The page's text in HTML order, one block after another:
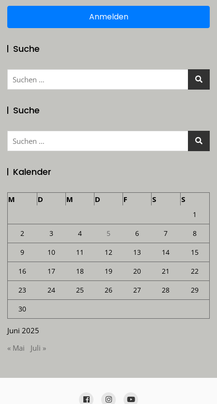
Anmelden
Suche
Suchen
Suche
Suchen
Kalender
Juni 2025
M D M D F S S
1
2 3 4 5 6 7 8
9 10 11 12 13 14 15
16 17 18 19 20 21 22
23 24 25 26 27 28 29
30
« Mai Juli »